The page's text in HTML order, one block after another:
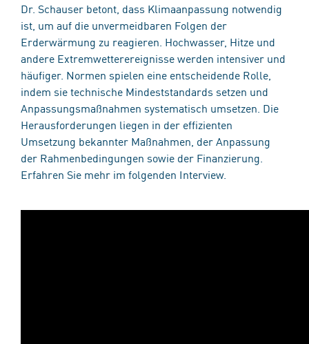
Dr. Schauser betont, dass Klimaanpassung notwendig
ist, um auf die unvermeidbaren Folgen der
Erderwärmung zu reagieren. Hochwasser, Hitze und
andere Extremwetterereignisse werden intensiver und
häufiger. Normen spielen eine entscheidende Rolle,
indem sie technische Mindeststandards setzen und
Anpassungsmaßnahmen systematisch umsetzen. Die
Herausforderungen liegen in der effizienten
Umsetzung bekannter Maßnahmen, der Anpassung
der Rahmenbedingungen sowie der Finanzierung.
Erfahren Sie mehr im folgenden Interview.